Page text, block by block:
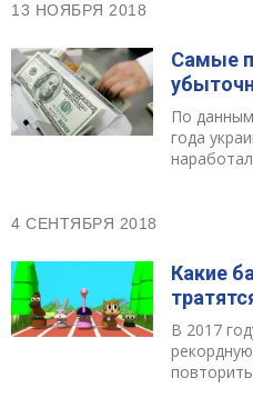
13 НОЯБРЯ 2018
Самые
По
года
4 СЕНТЯБРЯ 2018
Какие
В 2017